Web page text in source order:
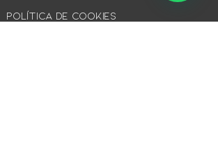
Política de cookies